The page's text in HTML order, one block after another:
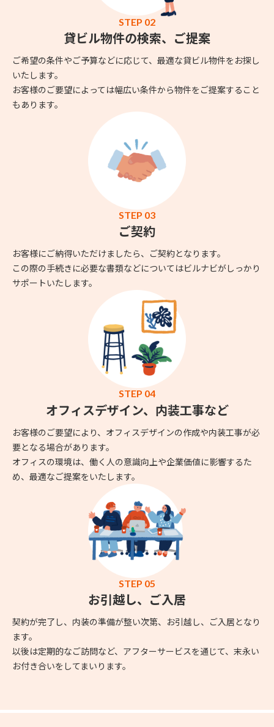
STEP 02
貸ビル物件の検索、ご提案
ご希望の条件やご予算などに応じて、最適な貸ビル物件をお探し
いたします。
お客様のご要望によっては幅広い条件から物件をご提案すること
もあります。
STEP 03
ご契約
お客様にご納得いただけましたら、ご契約となります。
この際の手続きに必要な書類などについてはビルナビがしっかり
サポートいたします。
STEP 04
オフィスデザイン、内装工事など
お客様のご要望により、オフィスデザインの作成や内装工事が必
要となる場合があります。
オフィスの環境は、働く人の意識向上や企業価値に影響するた
め、最適なご提案をいたします。
STEP 05
お引越し、ご入居
契約が完了し、内装の準備が整い次第、お引越し、ご入居となり
ます。
以後は定期的なご訪問など、アフターサービスを通じて、末永い
お付き合いをしてまいります。